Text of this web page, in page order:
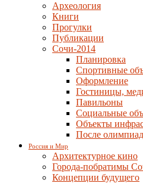
Археология
Книги
Прогулки
Публикации
Сочи-2014
Планировка
Спортивные
Оформление
Гостиницы,
Павильоны
Социальные
Объекты
После
Россия и Мир
Архитектурное кино
Города-побратимы
Концепции будущего